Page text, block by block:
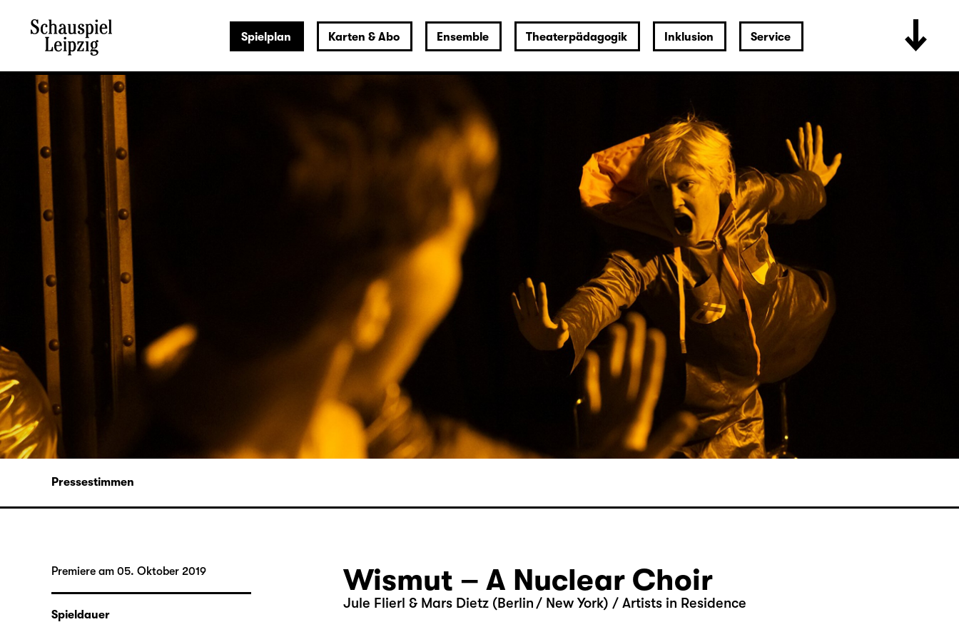
Spielplan Karten & Abo Ensemble Theaterpädagogik Inklusion Service
Pressestimmen
Wismut – A Nuclear Choir
Jule Flierl & Mars Dietz (Berlin / New York) / Artists in Residence
Premiere am 05. Oktober 2019
Spieldauer